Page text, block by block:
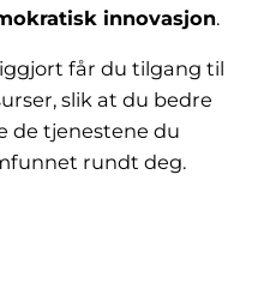
innovasjon.
får du tilgang til
slik at du bedre
de tjenestene du
rundt deg.